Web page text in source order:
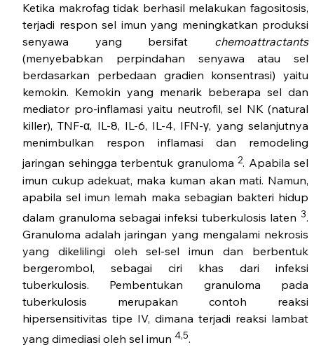
Ketika makrofag tidak berhasil melakukan fagositosis,
terjadi respon sel imun yang meningkatkan produksi
senyawa yang bersifat chemoattractants
(menyebabkan perpindahan senyawa atau sel
berdasarkan perbedaan gradien konsentrasi) yaitu
kemokin. Kemokin yang menarik beberapa sel dan
mediator pro-inflamasi yaitu neutrofil, sel NK (natural
killer), TNF-α, IL-8, IL-6, IL-4, IFN-γ, yang selanjutnya
menimbulkan respon inflamasi dan remodeling
jaringan sehingga terbentuk granuloma 2. Apabila sel
imun cukup adekuat, maka kuman akan mati. Namun,
apabila sel imun lemah maka sebagian bakteri hidup
dalam granuloma sebagai infeksi tuberkulosis laten 3.
Granuloma adalah jaringan yang mengalami nekrosis
yang dikelilingi oleh sel-sel imun dan berbentuk
bergerombol, sebagai ciri khas dari infeksi
tuberkulosis. Pembentukan granuloma pada
tuberkulosis merupakan contoh reaksi
hipersensitivitas tipe IV, dimana terjadi reaksi lambat
yang dimediasi oleh sel imun 4,5.